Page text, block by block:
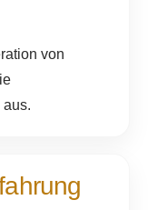
von
aus.